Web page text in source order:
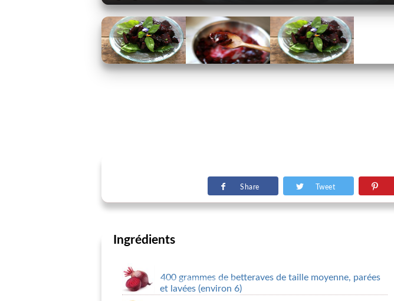
Share Tweet
Ingrédients
400 grammes de betteraves de taille moyenne, parées
et lavées (environ 6)